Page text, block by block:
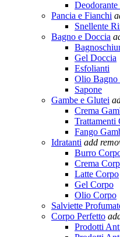
Pancia e Fianchi
Snellente
Bagno e Doccia
Gel Doccia
Esfolianti
Olio Bagno
Sapone
Gambe e Glutei
Crema
Trattamenti
Fango
Idratanti add
Burro
Crema
Latte Corpo
Gel Corpo
Olio Corpo
Salviette
Corpo Perfetto
Prodotti